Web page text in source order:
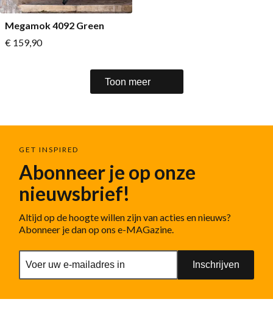
Megamok 4092 Green
Vanaf
€ 159,90
Toon meer
GET INSPIRED
Abonneer je op onze
nieuwsbrief!
Altijd op de hoogte willen zijn van acties en nieuws?
Abonneer je dan op ons e-MAGazine.
Inschrijven